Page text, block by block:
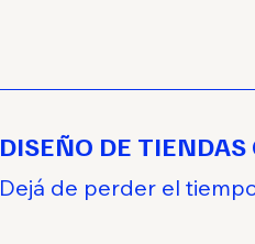
DISEÑO DE
Dejá de perder el